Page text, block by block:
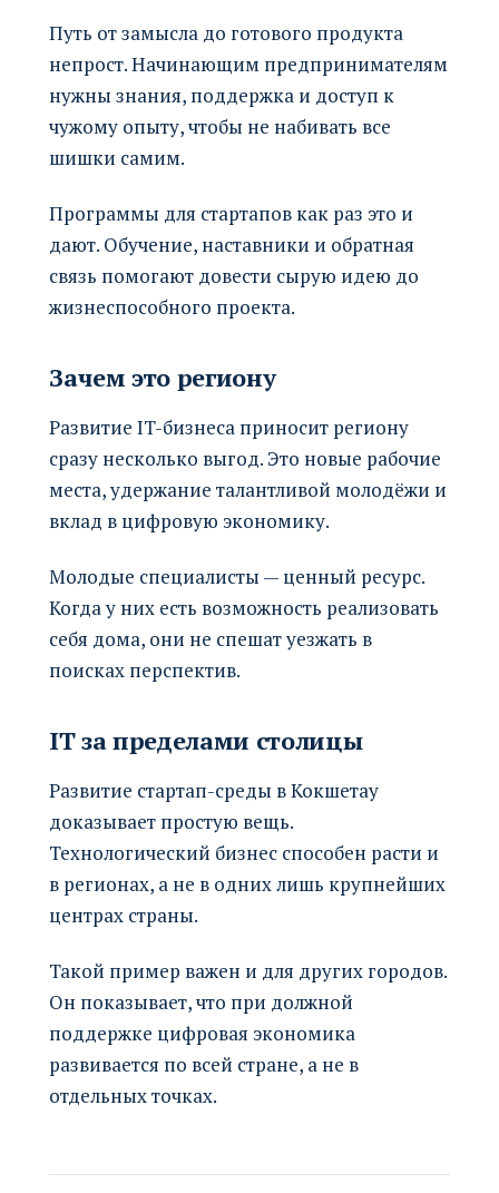
Путь от замысла до готового продукта
непрост. Начинающим предпринимателям
нужны знания, поддержка и доступ к
чужому опыту, чтобы не набивать все
шишки самим.
Программы для стартапов как раз это и
дают. Обучение, наставники и обратная
связь помогают довести сырую идею до
жизнеспособного проекта.
Зачем это региону
Развитие IT-бизнеса приносит региону
сразу несколько выгод. Это новые рабочие
места, удержание талантливой молодёжи и
вклад в цифровую экономику.
Молодые специалисты — ценный ресурс.
Когда у них есть возможность реализовать
себя дома, они не спешат уезжать в
поисках перспектив.
IT за пределами столицы
Развитие стартап-среды в Кокшетау
доказывает простую вещь.
Технологический бизнес способен расти и
в регионах, а не в одних лишь крупнейших
центрах страны.
Такой пример важен и для других городов.
Он показывает, что при должной
поддержке цифровая экономика
развивается по всей стране, а не в
отдельных точках.